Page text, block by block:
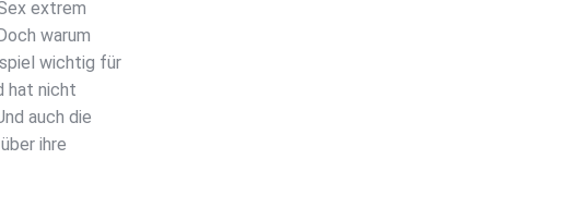
extrem
warum
wichtig für
hat nicht
auch die
ihre